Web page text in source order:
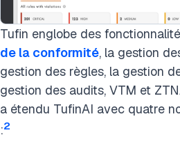
Tufin englobe des
de la conformité, la gestion
gestion des règles, la gestion
gestion des audits, VTM et
a étendu TufinAI avec quatre
:2